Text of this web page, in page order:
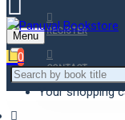
REGISTER
CONTACT
Menu
0
Your shopping